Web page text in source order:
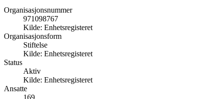
Organisasjonsnummer
971098767
Kilde: Enhetsregisteret
Organisasjonsform
Stiftelse
Kilde: Enhetsregisteret
Status
Aktiv
Kilde: Enhetsregisteret
Ansatte
169